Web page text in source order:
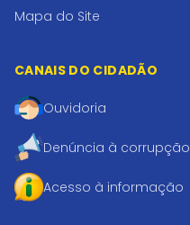
Mapa do Site
CANAIS DO CIDADÃO
Ouvidoria
Denúncia à corrupção
Acesso à informação